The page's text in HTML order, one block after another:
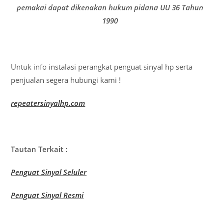
pemakai dapat dikenakan hukum pidana UU 36 Tahun
1990
Untuk info instalasi perangkat penguat sinyal hp serta
penjualan segera hubungi kami !
repeatersinyalhp.com
Tautan Terkait :
Penguat Sinyal Seluler
Penguat Sinyal Resmi